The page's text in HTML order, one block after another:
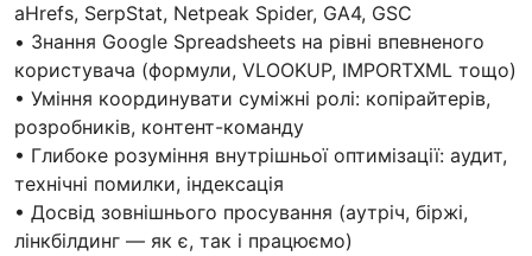
aHrefs, SerpStat, Netpeak Spider, GA4, GSC
• Знання Google Spreadsheets на рівні впевненого
користувача (формули, VLOOKUP, IMPORTXML тощо)
• Уміння координувати суміжні ролі: копірайтерів,
розробників, контент-команду
• Глибоке розуміння внутрішньої оптимізації: аудит,
технічні помилки, індексація
• Досвід зовнішнього просування (аутріч, біржі,
лінкбілдинг — як є, так і працюємо)